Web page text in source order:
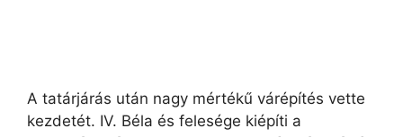
A tatárjárás után nagy mértékű várépítés vette
kezdetét. IV. Béla és felesége kiépíti a